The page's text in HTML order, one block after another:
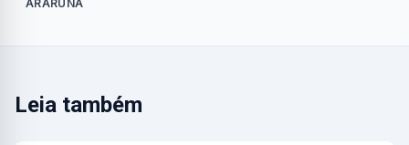
ARARUNA
Leia também